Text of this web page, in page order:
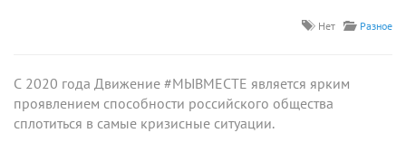
Нет Разное
С 2020 года Движение #МЫВМЕСТЕ является ярким
проявлением способности российского общества
сплотиться в самые кризисные ситуации.